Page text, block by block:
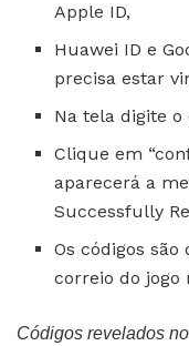
Apple ID,
Huawei ID e
precisa estar
Na tela digite o
Clique em
aparecerá a
Successfully
Os códigos
correio do jogo
Códigos revelados